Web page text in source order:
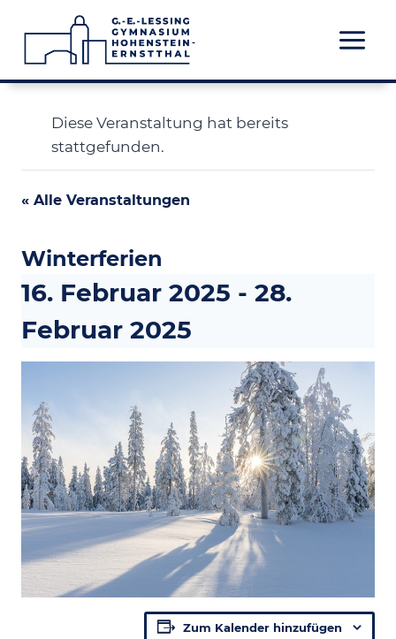
Inhalt
springen
Diese Veranstaltung hat bereits
stattgefunden.
« Alle Veranstaltungen
Winterferien
16. Februar 2025 - 28.
Februar 2025
Zum Kalender hinzufügen